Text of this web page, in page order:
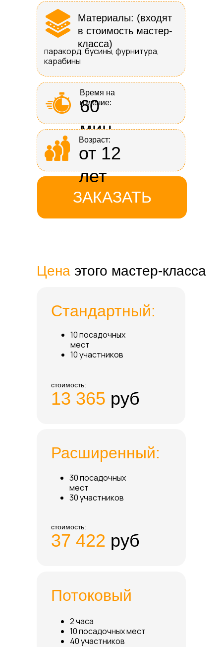
ЗАКАЗАТЬ
60
мин
Время на
изделие:
от 12
лет
Возраст:
паракорд, бусины, фурнитура,
карабины
Материалы: (входят
в стоимость мастер-
класса)
Цена этого мастер-класса
Расширенный:
30 посадочных
мест
30 участников
37 422 руб
стоимость:
10 посадочных
мест
10 участников
Стандартный:
13 365 руб
стоимость:
Потоковый
2 часа
10 посадочных мест
40 участников